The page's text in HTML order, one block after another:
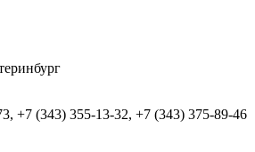
+7 (343) 355-13-32, +7 (343) 375-89-46